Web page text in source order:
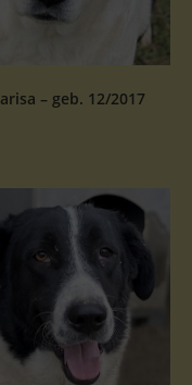
– geb. 12/2017